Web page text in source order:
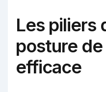
Les piliers
posture
efficace